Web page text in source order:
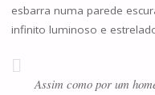
esbarra numa parede
infinito luminoso e
Assim como por um